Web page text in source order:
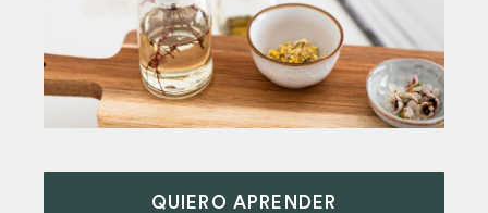
QUIERO APRENDER